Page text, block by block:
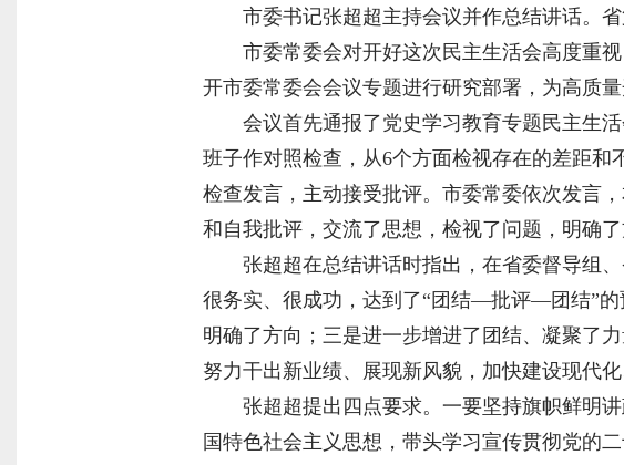
市委书记张超超主持会议并作总结讲话。
市委常委会对开好这次民主生活会高度重
开市委常委会会议专题进行研究部署，为高质
会议首先通报了党史学习教育专题民主生
班子作对照检查，从6个方面检视存在的差距
检查发言，主动接受批评。市委常委依次发言
和自我批评，交流了思想，检视了问题，明确
张超超在总结讲话时指出，在省委督导组
很务实、很成功，达到了“团结—批评—团结”的
明确了方向；三是进一步增进了团结、凝聚了
努力干出新业绩、展现新风貌，加快建设现代化
张超超提出四点要求。一要坚持旗帜鲜明
国特色社会主义思想，带头学习宣传贯彻党的